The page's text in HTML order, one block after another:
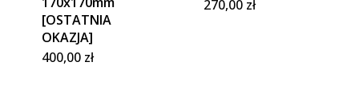
[OSTATNIA
OKAZJA]
400,00 zł
270,00 zł